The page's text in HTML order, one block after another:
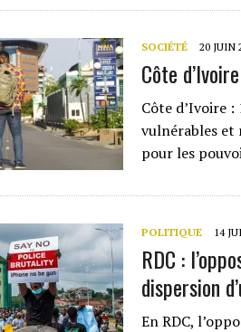
SOCIÉTÉ 20 JUIN
Côte
Côte d’Ivoire
vulnérables et
pour les
POLITIQUE 14
RDC :
dispersion
En RDC,